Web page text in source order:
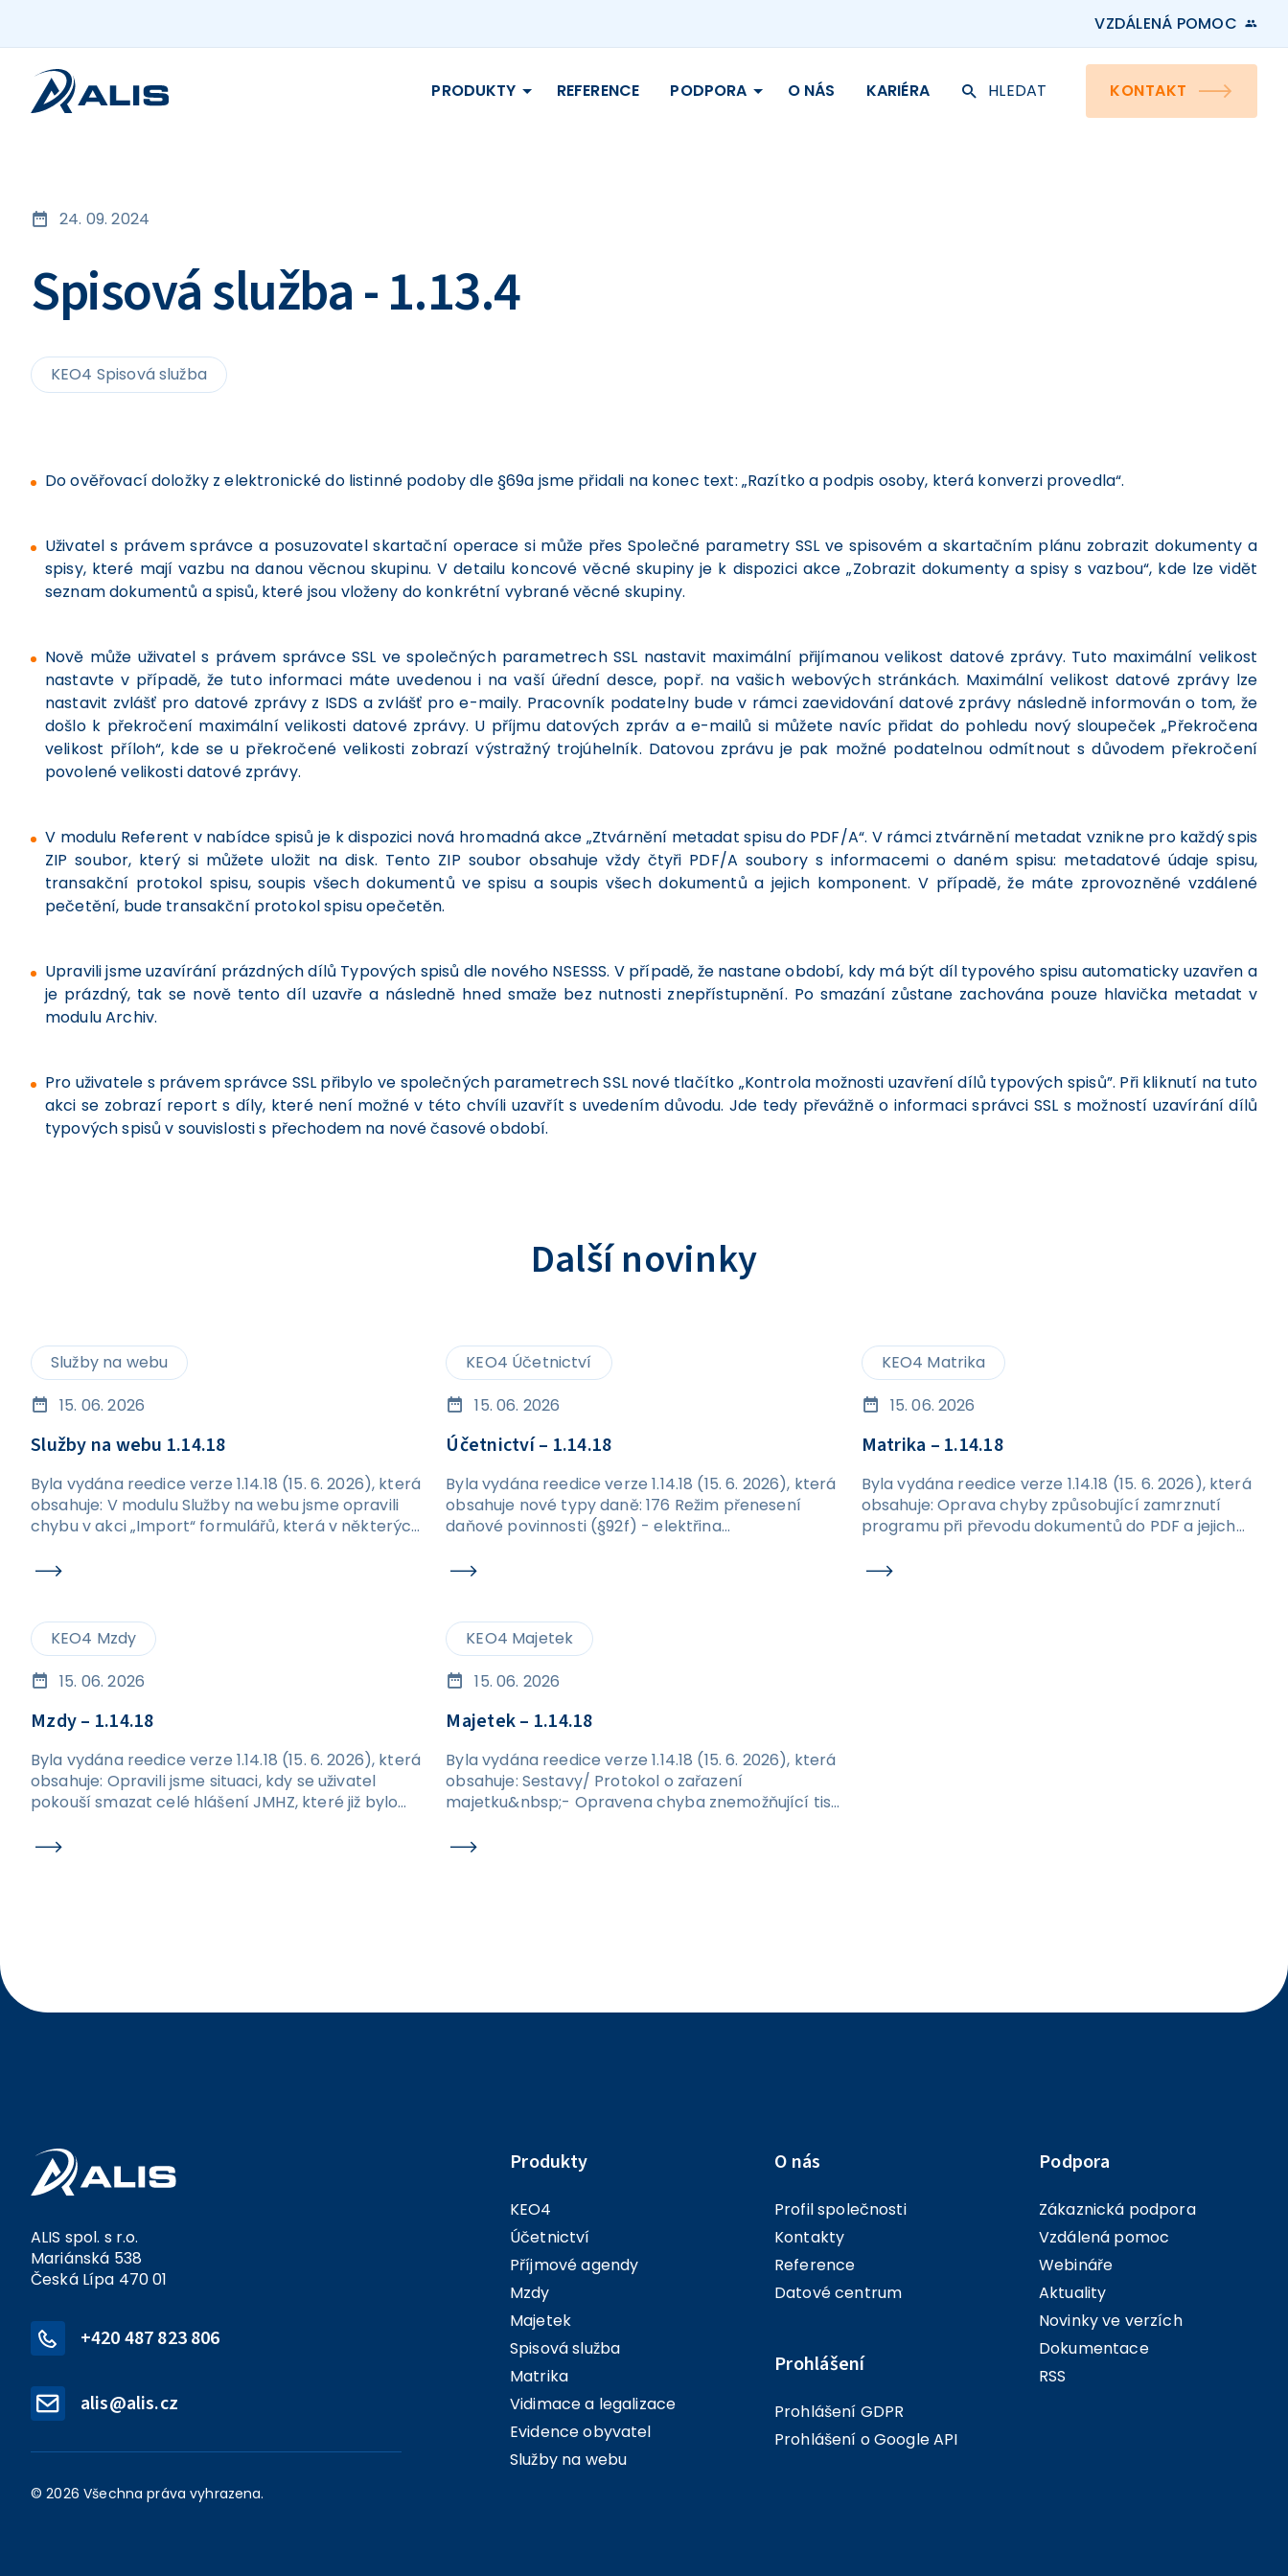
VZDÁLENÁ POMOC
PRODUKTY REFERENCE PODPORA O NÁS KARIÉRA HLEDAT KONTAKT
24. 09. 2024
Spisová služba - 1.13.4
KEO4 Spisová služba
Do ověřovací doložky z elektronické do listinné podoby dle §69a jsme přidali na konec text: „Razítko a podpis osoby, která konverzi provedla“.
Uživatel s právem správce a posuzovatel skartační operace si může přes Společné parametry SSL ve spisovém a skartačním plánu zobrazit dokumenty a
spisy, které mají vazbu na danou věcnou skupinu. V detailu koncové věcné skupiny je k dispozici akce „Zobrazit dokumenty a spisy s vazbou“, kde lze vidět
seznam dokumentů a spisů, které jsou vloženy do konkrétní vybrané věcné skupiny.
Nově může uživatel s právem správce SSL ve společných parametrech SSL nastavit maximální přijímanou velikost datové zprávy. Tuto maximální velikost
nastavte v případě, že tuto informaci máte uvedenou i na vaší úřední desce, popř. na vašich webových stránkách. Maximální velikost datové zprávy lze
nastavit zvlášť pro datové zprávy z ISDS a zvlášť pro e-maily. Pracovník podatelny bude v rámci zaevidování datové zprávy následně informován o tom, že
došlo k překročení maximální velikosti datové zprávy. U příjmu datových zpráv a e-mailů si můžete navíc přidat do pohledu nový sloupeček „Překročena
velikost příloh“, kde se u překročené velikosti zobrazí výstražný trojúhelník. Datovou zprávu je pak možné podatelnou odmítnout s důvodem překročení
povolené velikosti datové zprávy.
V modulu Referent v nabídce spisů je k dispozici nová hromadná akce „Ztvárnění metadat spisu do PDF/A“. V rámci ztvárnění metadat vznikne pro každý spis
ZIP soubor, který si můžete uložit na disk. Tento ZIP soubor obsahuje vždy čtyři PDF/A soubory s informacemi o daném spisu: metadatové údaje spisu,
transakční protokol spisu, soupis všech dokumentů ve spisu a soupis všech dokumentů a jejich komponent. V případě, že máte zprovozněné vzdálené
pečetění, bude transakční protokol spisu opečetěn.
Upravili jsme uzavírání prázdných dílů Typových spisů dle nového NSESSS. V případě, že nastane období, kdy má být díl typového spisu automaticky uzavřen a
je prázdný, tak se nově tento díl uzavře a následně hned smaže bez nutnosti znepřístupnění. Po smazání zůstane zachována pouze hlavička metadat v
modulu Archiv.
Pro uživatele s právem správce SSL přibylo ve společných parametrech SSL nové tlačítko „Kontrola možnosti uzavření dílů typových spisů”. Při kliknutí na tuto
akci se zobrazí report s díly, které není možné v této chvíli uzavřít s uvedením důvodu. Jde tedy převážně o informaci správci SSL s možností uzavírání dílů
typových spisů v souvislosti s přechodem na nové časové období.
Další novinky
Služby na webu
15. 06. 2026
Služby na webu 1.14.18
Byla vydána reedice verze 1.14.18 (15. 6. 2026), která
obsahuje: V modulu Služby na webu jsme opravili
chybu v akci „Import“ formulářů, která v některých
formulářů.
KEO4 Účetnictví
15. 06. 2026
Účetnictví – 1.14.18
Byla vydána reedice verze 1.14.18 (15. 6. 2026), která
obsahuje nové typy daně: 176 Režim přenesení
daňové povinnosti (§92f) - elektřina
(§92f) - elektřina
KEO4 Matrika
15. 06. 2026
Matrika – 1.14.18
Byla vydána reedice verze 1.14.18 (15. 6. 2026), která
obsahuje: Oprava chyby způsobující zamrznutí
programu při převodu dokumentů do PDF a jejich
KEO4 Mzdy
15. 06. 2026
Mzdy – 1.14.18
Byla vydána reedice verze 1.14.18 (15. 6. 2026), která
obsahuje: Opravili jsme situaci, kdy se uživatel
pokouší smazat celé hlášení JMHZ, které již bylo
podání zobrazí hláška a nedojde k promazání dat v
KEO4 Majetek
15. 06. 2026
Majetek – 1.14.18
Byla vydána reedice verze 1.14.18 (15. 6. 2026), která
obsahuje: Sestavy/ Protokol o zařazení
majetku&nbsp;- Opravena chyba znemožňující tisk
Transfery / Detail – AU 403 - Odstraněn problém s
ALIS spol. s r.o.
Mariánská 538
Česká Lípa 470 01
+420 487 823 806
alis@alis.cz
© 2026 Všechna práva vyhrazena.
Produkty
KEO4
Účetnictví
Příjmové agendy
Mzdy
Majetek
Spisová služba
Matrika
Vidimace a legalizace
Evidence obyvatel
Služby na webu
O nás
Profil společnosti
Kontakty
Reference
Datové centrum
Prohlášení
Prohlášení GDPR
Prohlášení o Google API
Podpora
Zákaznická podpora
Vzdálená pomoc
Webináře
Aktuality
Novinky ve verzích
Dokumentace
RSS